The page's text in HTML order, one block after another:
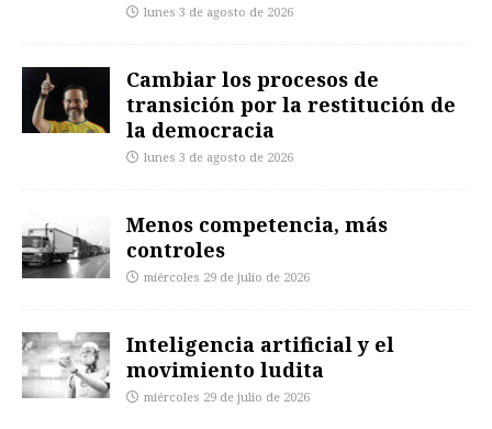
lunes 3 de agosto de 2026
Cambiar los procesos de
transición por la restitución de
la democracia
lunes 3 de agosto de 2026
Menos competencia, más
controles
miércoles 29 de julio de 2026
Inteligencia artificial y el
movimiento ludita
miércoles 29 de julio de 2026